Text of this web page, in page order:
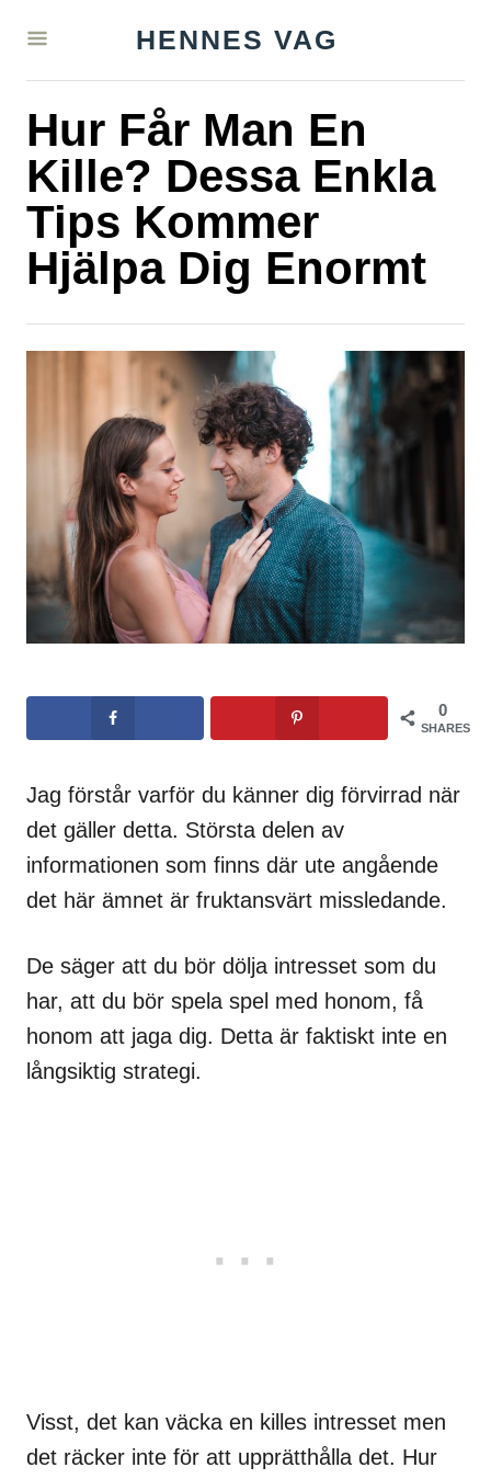
HENNES VAG
Hur Får Man En
Kille? Dessa Enkla
Tips Kommer
Hjälpa Dig Enormt
0
SHARES
Jag förstår varför du känner dig förvirrad när
det gäller detta. Största delen av
informationen som finns där ute angående
det här ämnet är fruktansvärt missledande.
De säger att du bör dölja intresset som du
har, att du bör spela spel med honom, få
honom att jaga dig. Detta är faktiskt inte en
långsiktig strategi.
Visst, det kan väcka en killes intresset men
det räcker inte för att upprätthålla det. Hur